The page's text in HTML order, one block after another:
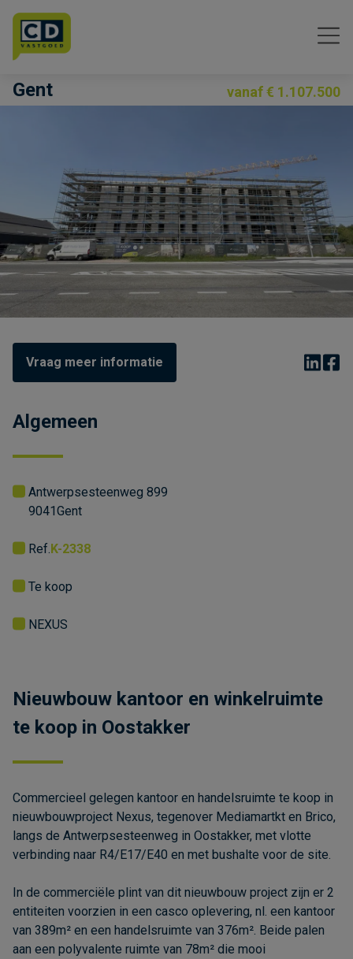
Menu overslaan en naar de inhoud gaan
Gent vanaf € 1.107.500
Previous
Vraag meer informatie
Algemeen
Gent
9041
Antwerpsesteenweg 899
Ref. K-2338
Te koop
NEXUS
Nieuwbouw kantoor en winkelruimte
te koop in Oostakker
Commercieel gelegen kantoor en handelsruimte te koop in
nieuwbouwproject Nexus, tegenover Mediamartkt en Brico,
langs de Antwerpsesteenweg in Oostakker, met vlotte
verbinding naar R4/E17/E40 en met bushalte voor de site.
In de commerciële plint van dit nieuwbouw project zijn er 2
entiteiten voorzien in een casco oplevering, nl. een kantoor
van 389m² en een handelsruimte van 376m². Beide palen
aan een polyvalente ruimte van 78m² die mooi